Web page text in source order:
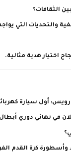
الثقافات؟
والتحديات التي
اختيار هدية مثالية.
أول سيارة
وأسطورة كرة القدم